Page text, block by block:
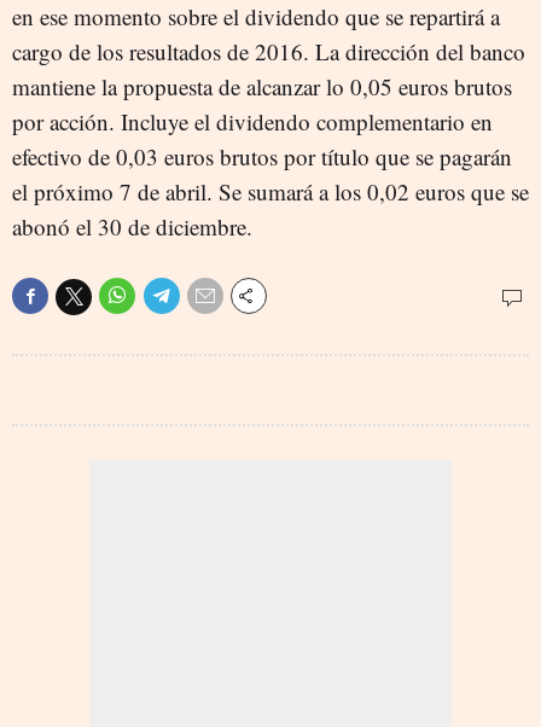
en ese momento sobre el dividendo que se repartirá a
cargo de los resultados de 2016. La dirección del banco
mantiene la propuesta de alcanzar lo 0,05 euros brutos
por acción. Incluye el dividendo complementario en
efectivo de 0,03 euros brutos por título que se pagarán
el próximo 7 de abril. Se sumará a los 0,02 euros que se
abonó el 30 de diciembre.